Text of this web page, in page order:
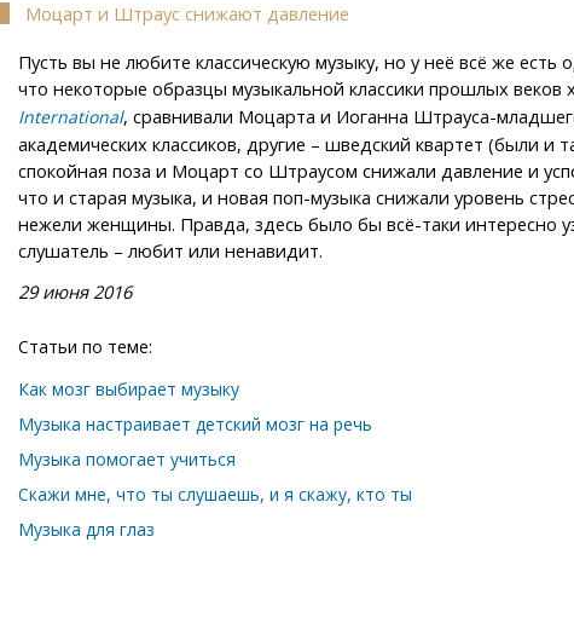
Моцарт и Штраус снижают давление
Пусть вы не любите классическую музыку, но у неё всё же
что некоторые образцы музыкальной классики прошлых
International, сравнивали Моцарта и Иоганна Штрауса-
академических классиков, другие – шведский квартет (были и
спокойная поза и Моцарт со Штраусом снижали давление и
что и старая музыка, и новая поп-музыка снижали уровень
нежели женщины. Правда, здесь было бы всё-таки интересно
слушатель – любит или ненавидит.
29 июня 2016
Статьи по теме:
Как мозг выбирает музыку
Музыка настраивает детский мозг на речь
Музыка помогает учиться
Скажи мне, что ты слушаешь, и я скажу, кто ты
Музыка для глаз